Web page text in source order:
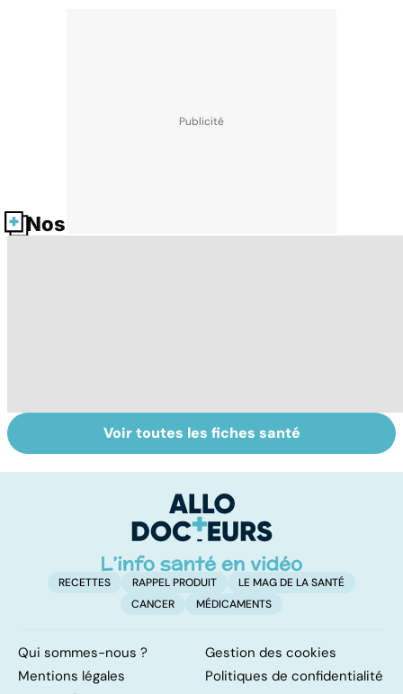
Nos fiches santé
La tuberculose
pulmonaire
Staphylocoque
doré : une
surveillance
Voir toutes les fiches santé
RECETTES RAPPEL PRODUIT
LE MAG DE LA SANTÉ
CANCER
MÉDICAMENTS
Qui sommes-nous ?
Gestion des cookies
Mentions légales
Politiques de confidentialité